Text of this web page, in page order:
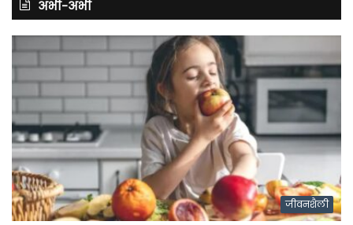
अभी-अभी
जीवनशैली